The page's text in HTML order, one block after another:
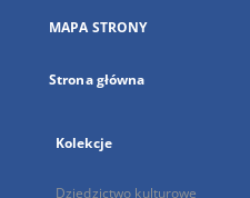
karcie
MAPA STRONY
Strona główna
Kolekcje
Dziedzictwo kulturowe